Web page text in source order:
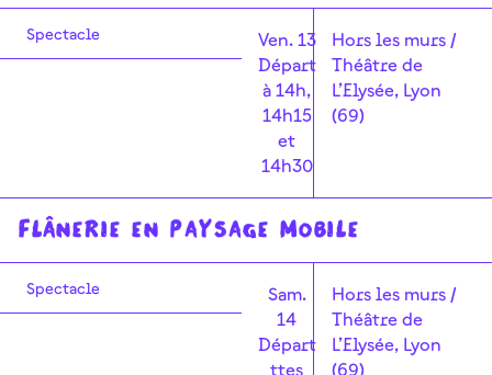
Ven. 13
Départ
à 14h,
14h15
et
14h30
Hors les murs /
Théâtre de
L’Elysée, Lyon
(69)
Spectacle
Flânerie en paysage mobile
Sam.
14
Départ
ttes
Hors les murs /
Théâtre de
L’Elysée, Lyon
(69)
Spectacle